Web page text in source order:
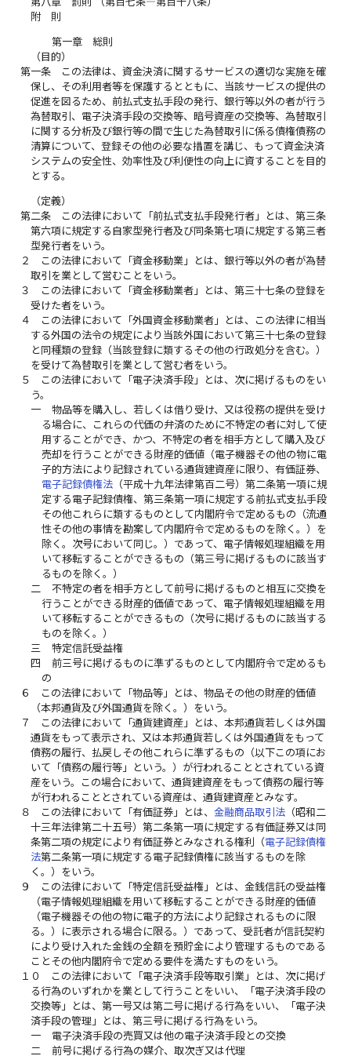
附 則
第一章 総則
（目的）
第一条
この法律は、資金決済に関するサービスの適切な実施を確
保し、その利用者等を保護するとともに、当該サービスの提供の
促進を図るため、前払式支払手段の発行、銀行等以外の者が行う
為替取引、電子決済手段の交換等、暗号資産の交換等、為替取引
に関する分析及び銀行等の間で生じた為替取引に係る債権債務の
清算について、登録その他の必要な措置を講じ、もって資金決済
システムの安全性、効率性及び利便性の向上に資することを目的
とする。
（定義）
第二条
この法律において「前払式支払手段発行者」とは、第三条
第六項に規定する自家型発行者及び同条第七項に規定する第三者
型発行者をいう。
２
この法律において「資金移動業」とは、銀行等以外の者が為替
取引を業として営むことをいう。
３
この法律において「資金移動業者」とは、第三十七条の登録を
受けた者をいう。
４
この法律において「外国資金移動業者」とは、この法律に相当
する外国の法令の規定により当該外国において第三十七条の登録
と同種類の登録（当該登録に類するその他の行政処分を含む。）
を受けて為替取引を業として営む者をいう。
５
この法律において「電子決済手段」とは、次に掲げるものをい
う。
一
物品等を購入し、若しくは借り受け、又は役務の提供を受け
る場合に、これらの代価の弁済のために不特定の者に対して使
用することができ、かつ、不特定の者を相手方として購入及び
売却を行うことができる財産的価値（電子機器その他の物に電
子的方法により記録されている通貨建資産に限り、有価証券、
電子記録債権法（平成十九年法律第百二号）第二条第一項に規
定する電子記録債権、第三条第一項に規定する前払式支払手段
その他これらに類するものとして内閣府令で定めるもの（流通
性その他の事情を勘案して内閣府令で定めるものを除く。）を
除く。次号において同じ。）であって、電子情報処理組織を用
いて移転することができるもの（第三号に掲げるものに該当す
るものを除く。）
二
不特定の者を相手方として前号に掲げるものと相互に交換を
行うことができる財産的価値であって、電子情報処理組織を用
いて移転することができるもの（次号に掲げるものに該当する
ものを除く。）
三
特定信託受益権
四
前三号に掲げるものに準ずるものとして内閣府令で定めるも
の
６
この法律において「物品等」とは、物品その他の財産的価値
（本邦通貨及び外国通貨を除く。）をいう。
７
この法律において「通貨建資産」とは、本邦通貨若しくは外国
通貨をもって表示され、又は本邦通貨若しくは外国通貨をもって
債務の履行、払戻しその他これらに準ずるもの（以下この項にお
いて「債務の履行等」という。）が行われることとされている資
産をいう。この場合において、通貨建資産をもって債務の履行等
が行われることとされている資産は、通貨建資産とみなす。
８
この法律において「有価証券」とは、金融商品取引法 （昭和二
十三年法律第二十五号）第二条第一項に規定する有価証券又は同
条第二項の規定により有価証券とみなされる権利（電子記録債権
法第二条第一項に規定する電子記録債権に該当するものを除
く。）をいう。
９
この法律において「特定信託受益権」とは、金銭信託の受益権
（電子情報処理組織を用いて移転することができる財産的価値
（電子機器その他の物に電子的方法により記録されるものに限
る。）に表示される場合に限る。）であって、受託者が信託契約
により受け入れた金銭の全額を預貯金により管理するものである
ことその他内閣府令で定める要件を満たすものをいう。
１０
この法律において「電子決済手段等取引業」とは、次に掲げ
る行為のいずれかを業として行うことをいい、「電子決済手段の
交換等」とは、第一号又は第二号に掲げる行為をいい、「電子決
済手段の管理」とは、第三号に掲げる行為をいう。
一
電子決済手段の売買又は他の電子決済手段との交換
二
前号に掲げる行為の媒介、取次ぎ又は代理